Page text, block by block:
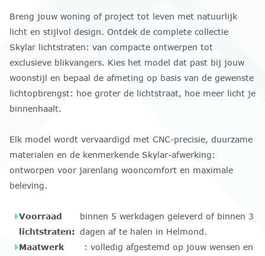
Breng jouw woning of project tot leven met natuurlijk
licht en stijlvol design. Ontdek de complete collectie
Skylar lichtstraten: van compacte ontwerpen tot
exclusieve blikvangers. Kies het model dat past bij jouw
woonstijl en bepaal de afmeting op basis van de gewenste
lichtopbrengst: hoe groter de lichtstraat, hoe meer licht je
binnenhaalt.
Elk model wordt vervaardigd met CNC-precisie, duurzame
materialen en de kenmerkende Skylar-afwerking:
ontworpen voor jarenlang wooncomfort en maximale
beleving.
Voorraad
lichtstraten:
binnen 5 werkdagen geleverd of binnen 3
dagen af te halen in Helmond.
Maatwerk
: volledig afgestemd op jouw wensen en